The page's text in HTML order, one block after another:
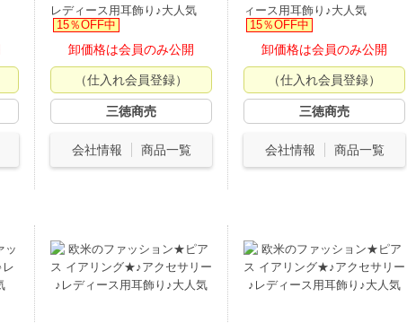
レディース用耳飾り♪大人気
15％OFF中
卸価格は会員のみ公開
（仕入れ会員登録）
三徳商売
会社情報 商品一覧
ィース用耳飾り♪大人気
15％OFF中
卸価格は会員のみ公開
（仕入れ会員登録）
三徳商売
会社情報 商品一覧